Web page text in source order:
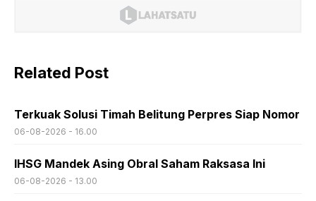
Related Post
Terkuak Solusi Timah Belitung Perpres Siap Nomor
06-08-2026 - 16.00
IHSG Mandek Asing Obral Saham Raksasa Ini
06-08-2026 - 13.00